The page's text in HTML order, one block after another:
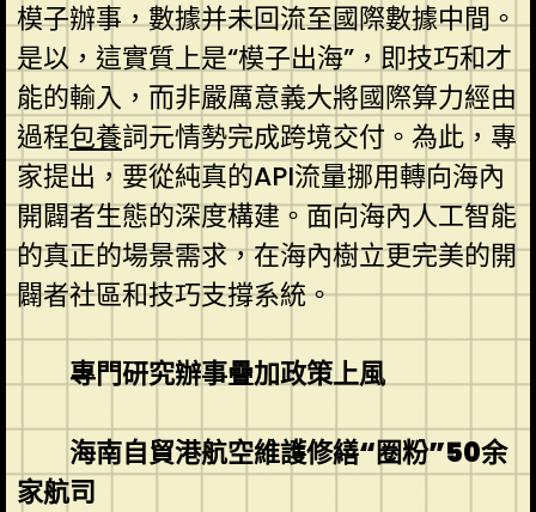
模子辦事，數據并未回流至國際數據中間。
是以，這實質上是“模子出海”，即技巧和才
能的輸入，而非嚴厲意義大將國際算力經由
過程包養詞元情勢完成跨境交付。為此，專
家提出，要從純真的API流量挪用轉向海內
開闢者生態的深度構建。面向海內人工智能
的真正的場景需求，在海內樹立更完美的開
闢者社區和技巧支撐系統。
專門研究辦事疊加政策上風
海南自貿港航空維護修繕“圈粉”50余
家航司